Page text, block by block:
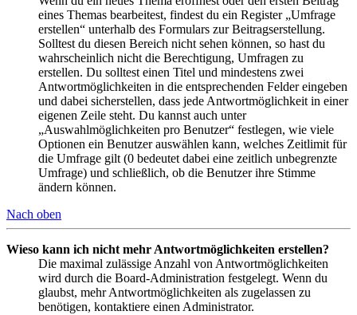
eines Themas bearbeitest, findest du ein Register „Umfrage
erstellen“ unterhalb des Formulars zur Beitragserstellung.
Solltest du diesen Bereich nicht sehen können, so hast du
wahrscheinlich nicht die Berechtigung, Umfragen zu
erstellen. Du solltest einen Titel und mindestens zwei
Antwortmöglichkeiten in die entsprechenden Felder eingeben
und dabei sicherstellen, dass jede Antwortmöglichkeit in einer
eigenen Zeile steht. Du kannst auch unter
„Auswahlmöglichkeiten pro Benutzer“ festlegen, wie viele
Optionen ein Benutzer auswählen kann, welches Zeitlimit für
die Umfrage gilt (0 bedeutet dabei eine zeitlich unbegrenzte
Umfrage) und schließlich, ob die Benutzer ihre Stimme
ändern können.
Nach oben
Wieso kann ich nicht mehr Antwortmöglichkeiten erstellen?
Die maximal zulässige Anzahl von Antwortmöglichkeiten
wird durch die Board-Administration festgelegt. Wenn du
glaubst, mehr Antwortmöglichkeiten als zugelassen zu
benötigen, kontaktiere einen Administrator.